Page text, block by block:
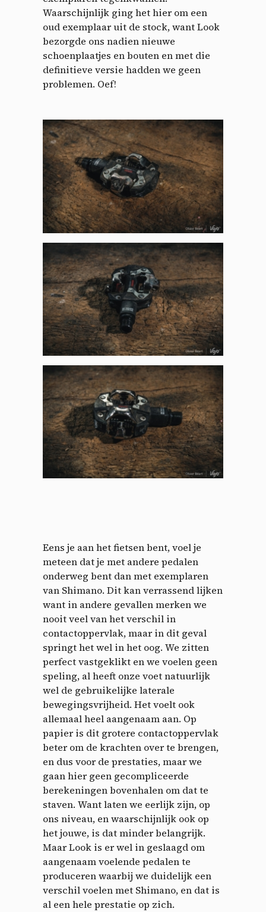
Waarschijnlijk ging het hier om een
oud exemplaar uit de stock, want Look
bezorgde ons nadien nieuwe
schoenplaatjes en bouten en met die
definitieve versie hadden we geen
problemen. Oef!
Eens je aan het fietsen bent, voel je
meteen dat je met andere pedalen
onderweg bent dan met exemplaren
van Shimano. Dit kan verrassend lijken
want in andere gevallen merken we
nooit veel van het verschil in
contactoppervlak, maar in dit geval
springt het wel in het oog. We zitten
perfect vastgeklikt en we voelen geen
speling, al heeft onze voet natuurlijk
wel de gebruikelijke laterale
bewegingsvrijheid. Het voelt ook
allemaal heel aangenaam aan. Op
papier is dit grotere contactoppervlak
beter om de krachten over te brengen,
en dus voor de prestaties, maar we
gaan hier geen gecompliceerde
berekeningen bovenhalen om dat te
staven. Want laten we eerlijk zijn, op
ons niveau, en waarschijnlijk ook op
het jouwe, is dat minder belangrijk.
Maar Look is er wel in geslaagd om
aangenaam voelende pedalen te
produceren waarbij we duidelijk een
verschil voelen met Shimano, en dat is
al een hele prestatie op zich.